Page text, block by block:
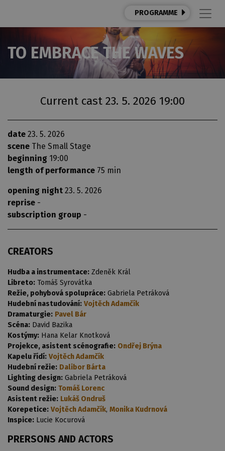
PROGRAMME
TO EMBRACE THE WAVES
Current cast 23. 5. 2026 19:00
date 23. 5. 2026
scene The Small Stage
beginning 19:00
length of performance 75 min
opening night 23. 5. 2026
reprise -
subscription group -
CREATORS
Hudba a instrumentace: Zdeněk Král
Libreto: Tomáš Syrovátka
Režie, pohybová spolupráce: Gabriela Petráková
Hudební nastudování: Vojtěch Adamčík
Dramaturgie: Pavel Bár
Scéna: David Bazika
Kostýmy: Hana Kelar Knotková
Projekce, asistent scénografie: Ondřej Brýna
Kapelu řídí: Vojtěch Adamčík
Hudební režie: Dalibor Bárta
Lighting design: Gabriela Petráková
Sound design: Tomáš Lorenc
Asistent režie: Lukáš Ondruš
Korepetice: Vojtěch Adamčík, Monika Kudrnová
Inspice: Lucie Kocurová
PRERSONS AND ACTORS